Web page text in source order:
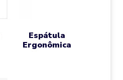
Espátula
Ergonômica